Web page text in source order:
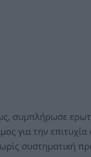
συμπλήρωσε
για την επιτυχία
συστηματική